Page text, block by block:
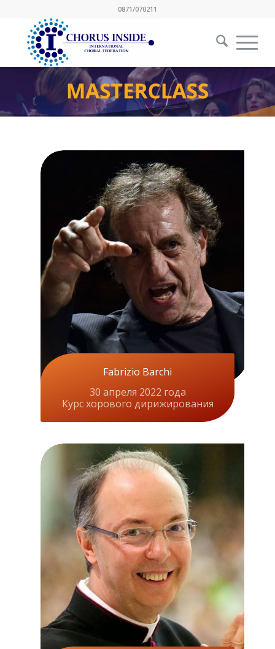
0871/070211
Fabrizio Barchi
30 апреля 2022 года
Курс хорового дирижирования